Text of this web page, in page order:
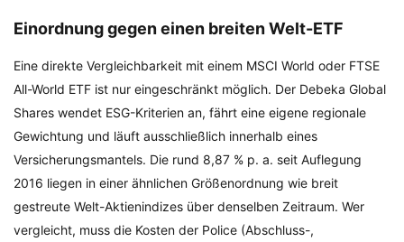
Einordnung gegen einen breiten Welt-ETF
Eine direkte Vergleichbarkeit mit einem MSCI World oder FTSE
All-World ETF ist nur eingeschränkt möglich. Der Debeka Global
Shares wendet ESG-Kriterien an, fährt eine eigene regionale
Gewichtung und läuft ausschließlich innerhalb eines
Versicherungsmantels. Die rund 8,87 % p. a. seit Auflegung
2016 liegen in einer ähnlichen Größenordnung wie breit
gestreute Welt-Aktienindizes über denselben Zeitraum. Wer
vergleicht, muss die Kosten der Police (Abschluss-,